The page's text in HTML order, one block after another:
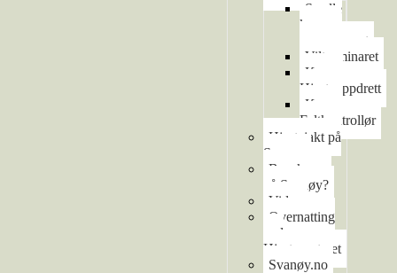
Se alle
kurs og
arrangement
Viltseminaret
Kurs –
Hjorteoppdrett
Kurs –
Feltkontrollør
Hjortejakt på
Svanøy
Besøke oss
på Svanøy?
Video
Overnatting
ved
Hjortesenteret
Svanøy.no